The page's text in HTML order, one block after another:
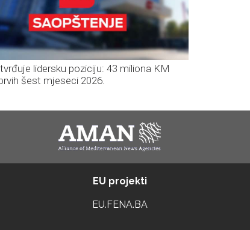
lidersku poziciju: 43 miliona KM
šest mjeseci 2026.
EU projekti
EU.FENA.BA